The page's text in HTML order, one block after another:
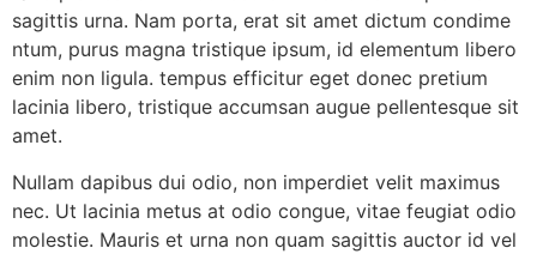
sagittis urna. Nam porta, erat sit amet dictum condime
ntum, purus magna tristique ipsum, id elementum libero
enim non ligula. tempus efficitur eget donec pretium
lacinia libero, tristique accumsan augue pellentesque sit
amet.
Nullam dapibus dui odio, non imperdiet velit maximus
nec. Ut lacinia metus at odio congue, vitae feugiat odio
molestie. Mauris et urna non quam sagittis auctor id vel